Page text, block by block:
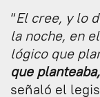
“El cree, y lo
la noche, en
lógico que
que
señaló el